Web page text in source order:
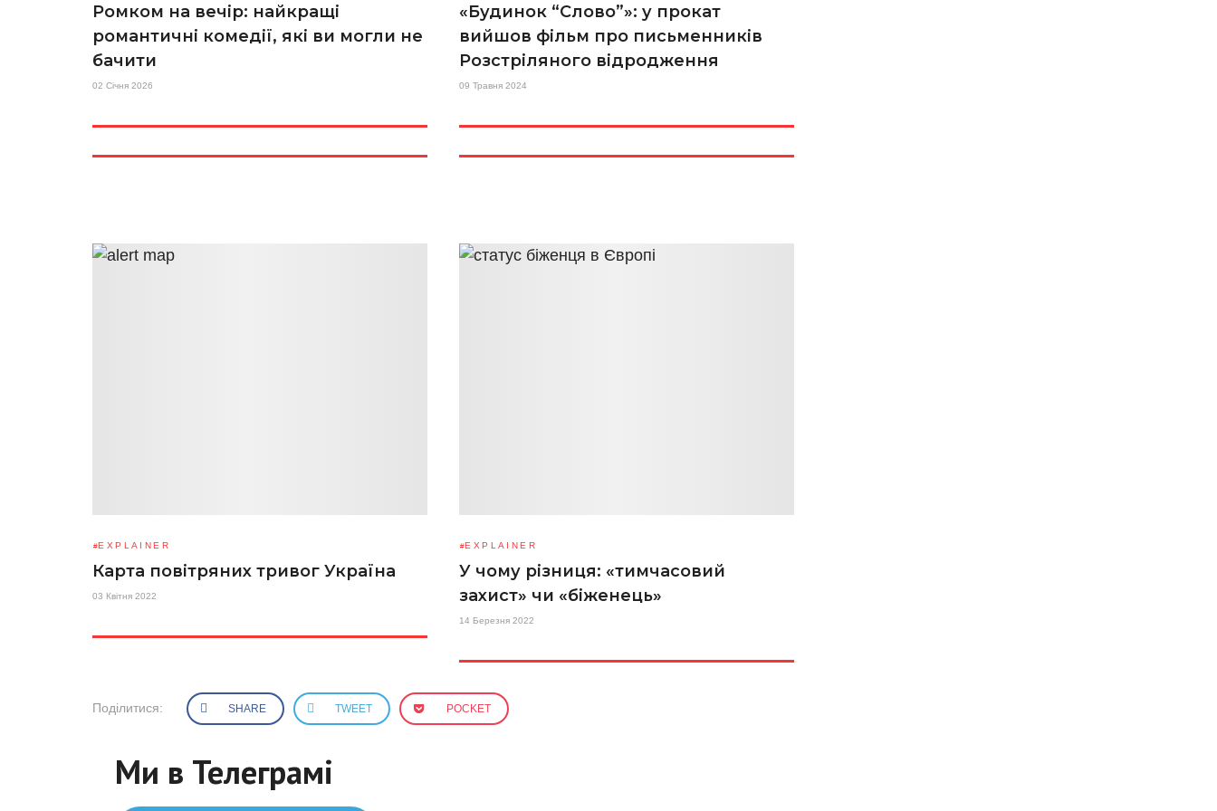
Ромком на вечір: найкращі
романтичні комедії, які ви могли не
бачити
02 Січня 2026
«Будинок “Слово”»: у прокат
вийшов фільм про письменників
Розстріляного відродження
09 Травня 2024
EXPLAINER
Карта повітряних тривог Україна
03 Квітня 2022
EXPLAINER
У чому різниця: «тимчасовий
захист» чи «біженець»
14 Березня 2022
Поділитися: SHARE TWEET POCKET
Ми в Телеграмі